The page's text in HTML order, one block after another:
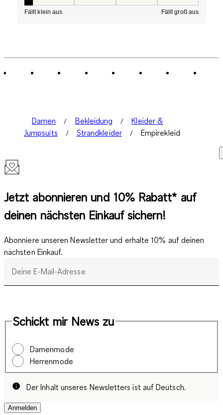
Fällt klein aus Fällt groß aus
Damen Bekleidung
Kleider &
Jumpsuits
Strandkleider Empirekleid
Jetzt abonnieren und 10% Rabatt* auf
deinen nächsten Einkauf sichern!
Abonniere unseren Newsletter und erhalte 10% auf deinen
nächsten Einkauf.
Deine E-Mail-Adresse
Schickt mir News zu
Damenmode
Herrenmode
Der Inhalt unseres Newsletters ist auf Deutsch.
Anmelden